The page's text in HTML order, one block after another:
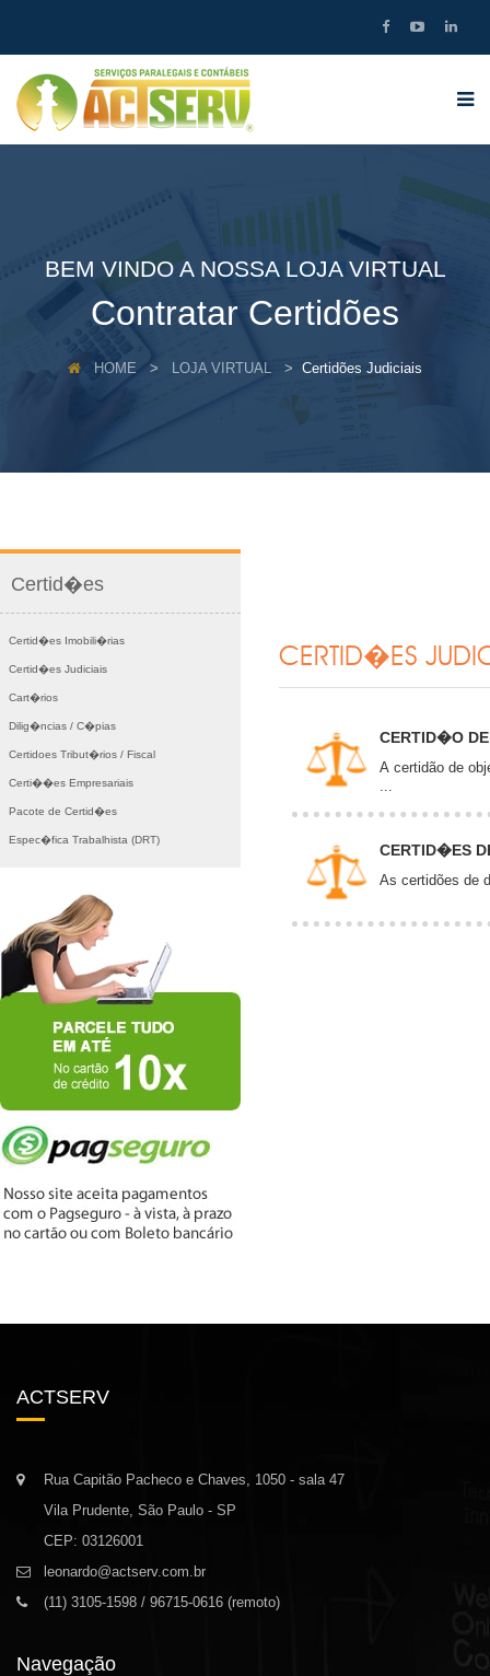
BEM VINDO A NOSSA LOJA VIRTUAL
Contratar Certidões
HOME LOJA VIRTUAL Certidões Judiciais
ACTSERV
Rua Capitão Pacheco e Chaves, 1050 - sala 47
Vila Prudente, São Paulo - SP
CEP: 03126001
leonardo@actserv.com.br
(11) 3105-1598 / 96715-0616 (remoto)
Navegação